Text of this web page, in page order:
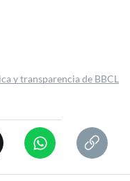
y transparencia de BBCL